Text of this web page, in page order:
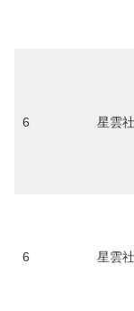
6 星雲社
6 星雲社